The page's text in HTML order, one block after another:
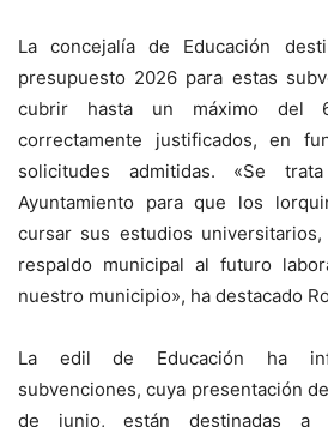
La concejalía de Educación
presupuesto 2026 para estas
cubrir hasta un máximo del
correctamente justificados, en
solicitudes admitidas. «Se
Ayuntamiento para que los
cursar sus estudios
respaldo municipal al futuro
nuestro municipio», ha destacado
La edil de Educación ha
subvenciones, cuya presentación
de junio, están destinadas a